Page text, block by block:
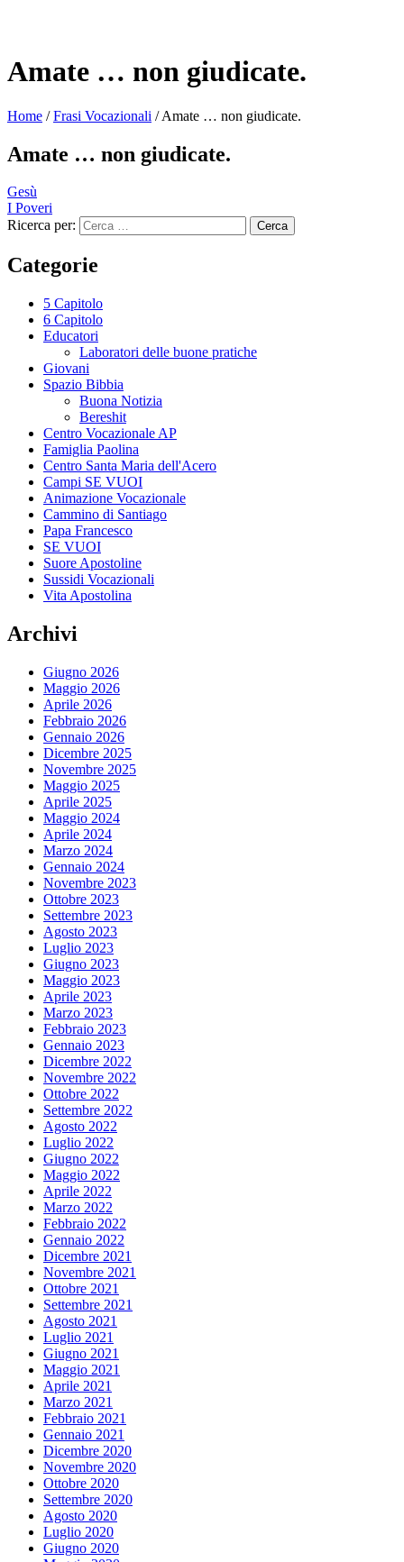
Amate … non giudicate.
Home /Frasi Vocazionali /Amate … non giudicate.
Amate … non giudicate.
Gesù
I Poveri
Ricerca per:
Categorie
5 Capitolo
6 Capitolo
Educatori
Laboratori delle buone pratiche
Giovani
Spazio Bibbia
Buona Notizia
Bereshit
Centro Vocazionale AP
Famiglia Paolina
Centro Santa Maria dell'Acero
Campi SE VUOI
Animazione Vocazionale
Cammino di Santiago
Papa Francesco
SE VUOI
Suore Apostoline
Sussidi Vocazionali
Vita Apostolina
Archivi
Giugno 2026
Maggio 2026
Aprile 2026
Febbraio 2026
Gennaio 2026
Dicembre 2025
Novembre 2025
Maggio 2025
Aprile 2025
Maggio 2024
Aprile 2024
Marzo 2024
Gennaio 2024
Novembre 2023
Ottobre 2023
Settembre 2023
Agosto 2023
Luglio 2023
Giugno 2023
Maggio 2023
Aprile 2023
Marzo 2023
Febbraio 2023
Gennaio 2023
Dicembre 2022
Novembre 2022
Ottobre 2022
Settembre 2022
Agosto 2022
Luglio 2022
Giugno 2022
Maggio 2022
Aprile 2022
Marzo 2022
Febbraio 2022
Gennaio 2022
Dicembre 2021
Novembre 2021
Ottobre 2021
Settembre 2021
Agosto 2021
Luglio 2021
Giugno 2021
Maggio 2021
Aprile 2021
Marzo 2021
Febbraio 2021
Gennaio 2021
Dicembre 2020
Novembre 2020
Ottobre 2020
Settembre 2020
Agosto 2020
Luglio 2020
Giugno 2020